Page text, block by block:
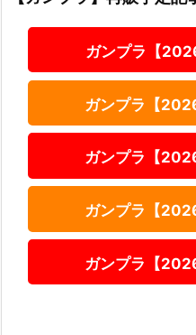
ガンプラ【
ガンプラ【
ガンプラ【
ガンプラ【
ガンプラ【